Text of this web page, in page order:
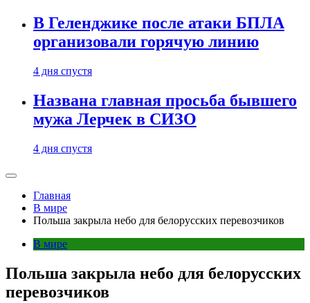
В Геленджике после атаки БПЛА
организовали горячую линию
4 дня спустя
Названа главная просьба бывшего
мужа Лерчек в СИЗО
4 дня спустя
Главная
В мире
Польша закрыла небо для белорусских перевозчиков
В мире
Польша закрыла небо для белорусских
перевозчиков